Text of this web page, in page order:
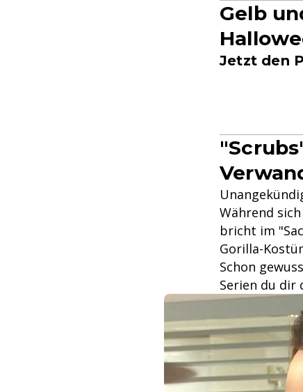
Gelb
Jetzt den
Während sich
bricht im
Gorilla-
Schon
Serien du dir